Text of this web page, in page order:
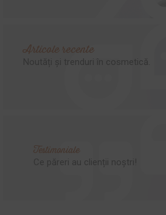
Articole recente
Noutăți și trenduri în cosmetică.
Testimoniale
Ce păreri au clienții noștri!